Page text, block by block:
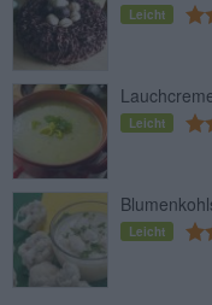
Leicht
Leicht
Leicht